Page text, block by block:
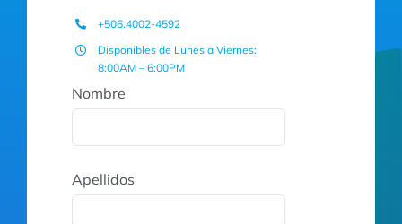
+506.4002-4592
Disponibles de Lunes a Viernes:
8:00AM – 6:00PM
Nombre
Apellidos